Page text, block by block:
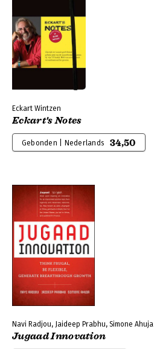
Eckart Wintzen
Eckart's Notes
Gebonden | Nederlands 34,50
Navi Radjou, Jaideep Prabhu, Simone Ahuja
Jugaad Innovation